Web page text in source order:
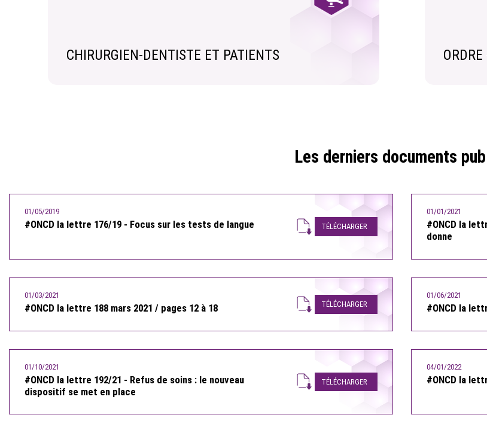
CHIRURGIEN-DENTISTE ET PATIENTS
Les derniers documents
01/05/2019
#ONCD la lettre 176/19 - Focus sur les tests de langue TÉLÉCHARGER
01/01/2021
#ONCD la
donne
01/03/2021
#ONCD la lettre 188 mars 2021 / pages 12 à 18 TÉLÉCHARGER
01/06/2021
#ONCD la
01/10/2021
#ONCD la lettre 192/21 - Refus de soins : le nouveau
dispositif se met en place
TÉLÉCHARGER
04/01/2022
#ONCD la